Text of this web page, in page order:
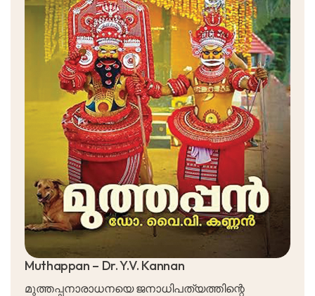
Muthappan – Dr. Y.V. Kannan
മുത്തപ്പനാരാധനയെ ജനാധിപത്യത്തിന്റെ